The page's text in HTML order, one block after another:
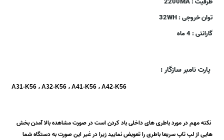
توان خروجی : 32WH
گارانتی : 4 ماه
پارت نامبر سازگار :
A31-K56 ، A32-K56 ، A41-K56 ، A42-K56
نکته مهم در مورد باطری های داخلی باد کردن است در صورت مشاهده بالا آمدن بخش
هایی از لپ تاپ سریعا باطری را تعویض نمایید زیرا در غیر این صورت به دستگاه شما